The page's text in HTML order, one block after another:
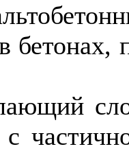
бетонах,